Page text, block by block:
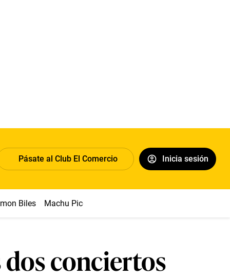
Pásate al Club El Comercio Inicia sesión
Biles Machu Picchu
dos conciertos